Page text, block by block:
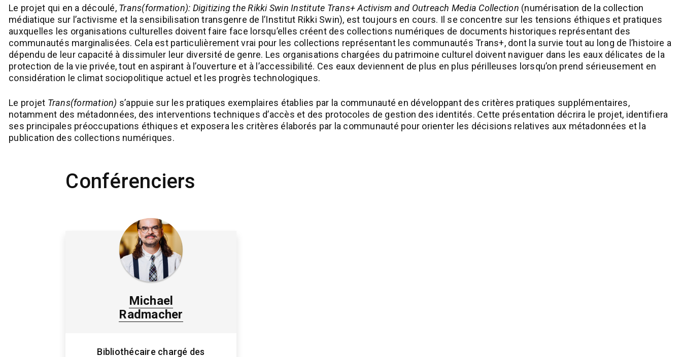
Le projet qui en a découlé, Trans(formation): Digitizing the Rikki Swin Institute Trans+ Activism and Outreach Media Collection (numérisation de la collection
médiatique sur l’activisme et la sensibilisation transgenre de l’Institut Rikki Swin), est toujours en cours. Il se concentre sur les tensions éthiques et pratiques
auxquelles les organisations culturelles doivent faire face lorsqu’elles créent des collections numériques de documents historiques représentant des
communautés marginalisées. Cela est particulièrement vrai pour les collections représentant les communautés Trans+, dont la survie tout au long de l’histoire a
dépendu de leur capacité à dissimuler leur diversité de genre. Les organisations chargées du patrimoine culturel doivent naviguer dans les eaux délicates de la
protection de la vie privée, tout en aspirant à l’ouverture et à l’accessibilité. Ces eaux deviennent de plus en plus périlleuses lorsqu’on prend sérieusement en
considération le climat sociopolitique actuel et les progrès technologiques.
Le projet Trans(formation) s’appuie sur les pratiques exemplaires établies par la communauté en développant des critères pratiques supplémentaires,
notamment des métadonnées, des interventions techniques d’accès et des protocoles de gestion des identités. Cette présentation décrira le projet, identifiera
ses principales préoccupations éthiques et exposera les critères élaborés par la communauté pour orienter les décisions relatives aux métadonnées et la
publication des collections numériques.
Conférenciers
Michael
Radmacher
Bibliothécaire chargé des